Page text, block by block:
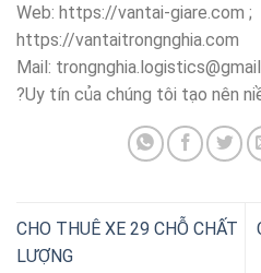
Web: https://vantai-giare.com ;
https://vantaitrongnghia.com
Mail:
?Uy tín của chúng tôi tạo nên
CHO THUÊ XE 29 CHỖ CHẤT
LƯỢNG